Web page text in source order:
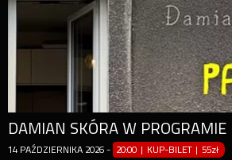
14 PAŹDZIERNIKA 2026 - 20:00 | KUP-BILET | 55zł